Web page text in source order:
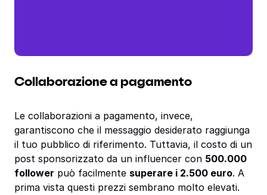
Collaborazione a pagamento
Le collaborazioni a pagamento, invece,
garantiscono che il messaggio desiderato raggiunga
il tuo pubblico di riferimento. Tuttavia, il costo di un
post sponsorizzato da un influencer con 500.000
follower può facilmente superare i 2.500 euro. A
prima vista questi prezzi sembrano molto elevati.